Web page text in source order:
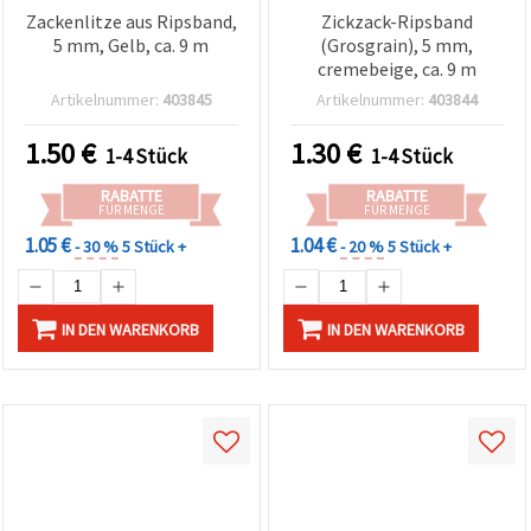
Zackenlitze aus Ripsband,
5 mm, Gelb, ca. 9 m
Artikelnummer: 403845
1.50€ 1-4 Stück
RABATTE
FÜR MENGE
1.05 €- 30 %5 Stück +
IN DEN WARENKORB
Zickzack-Ripsband
(Grosgrain), 5 mm,
cremebeige, ca. 9 m
Artikelnummer: 403844
1.30€ 1-4 Stück
RABATTE
FÜR MENGE
1.04 €- 20 %5 Stück +
IN DEN WARENKORB